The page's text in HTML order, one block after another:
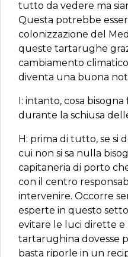
tutto da vedere ma
Questa potrebbe
colonizzazione del
queste tartarughe
cambiamento
diventa una buona
I: intanto, cosa bisogna
durante la schiusa
H: prima di tutto, se si
cui non si sa nulla
capitaneria di porto
con il centro
intervenire. Occorre
esperte in questo
evitare le luci dirette e
tartarughina dovesse
basta riporle in un